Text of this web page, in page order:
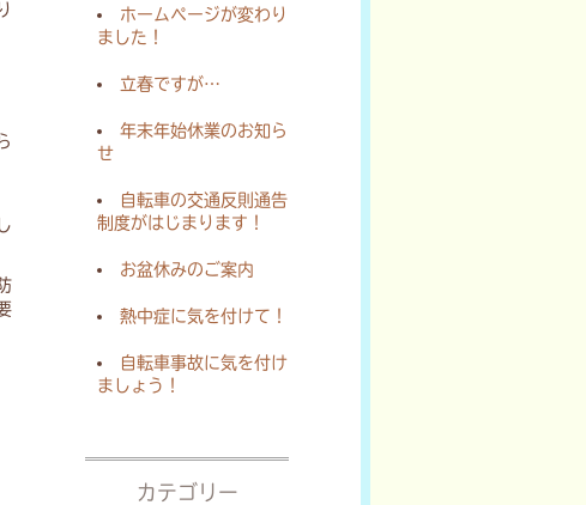
ホームページが変わり
ました！
立春ですが…
年末年始休業のお知ら
せ
自転車の交通反則通告
制度がはじまります！
お盆休みのご案内
熱中症に気を付けて！
自転車事故に気を付け
ましょう！
カテゴリー